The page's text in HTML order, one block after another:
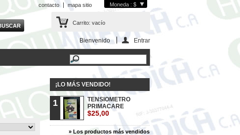
Moneda : $
contacto mapa sitio
Carrito: vacío
Bienvenido Entrar
¡LO MÁS VENDIDO!
1
TENSIOMETRO
PRIMACARE
$25,00
» Los productos más vendidos